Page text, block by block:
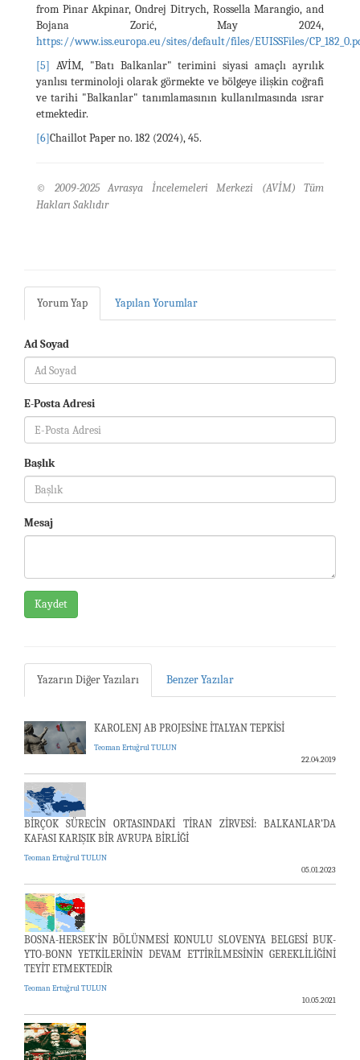
from Pinar Akpinar, Ondrej Ditrych, Rossella Marangio, and
Bojana Zorić, May 2024,
https://www.iss.europa.eu/sites/default/files/EUISSFiles/
[5] AVİM, "Batı Balkanlar" terimini siyasi amaçlı ayrılık
yanlısı terminoloji olarak görmekte ve bölgeye ilişkin coğrafi
ve tarihi "Balkanlar" tanımlamasının kullanılmasında ısrar
etmektedir.
[6]Chaillot Paper no. 182 (2024), 45.
© 2009-2025 Avrasya İncelemeleri Merkezi (AVİM) Tüm
Hakları Saklıdır
Yorum Yap Yapılan Yorumlar
Ad Soyad
E-Posta Adresi
Başlık
Mesaj
Kaydet
Yazarın Diğer Yazıları Benzer Yazılar
KAROLENJ AB PROJESİNE İTALYAN TEPKİSİ
Teoman Ertuğrul TULUN
22.04.2019
BİRÇOK SÜRECİN ORTASINDAKİ TİRAN ZİRVESİ: BALKANLAR’DA
KAFASI KARIŞIK BİR AVRUPA BİRLİĞİ
Teoman Ertuğrul TULUN
05.01.2023
BOSNA-HERSEK’İN BÖLÜNMESİ KONULU SLOVENYA BELGESİ BUK-
YTO-BONN YETKİLERİNİN DEVAM ETTİRİLMESİNİN GEREKLİLİĞİNİ
TEYİT ETMEKTEDİR
Teoman Ertuğrul TULUN
10.05.2021